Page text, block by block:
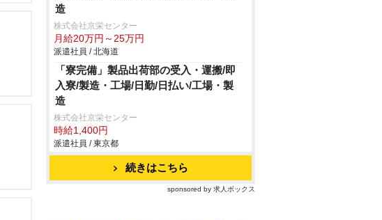
造
株式会社京栄センター
月給20万円～25万円
派遣社員 / 北海道
「寮完備」製品出荷部の受入・運搬/即
入寮/製造・工場/日勤/日払い/工場・製
造
株式会社京栄センター
時給1,400円
派遣社員 / 東京都
続きはこちら
sponsored by 求人ボックス